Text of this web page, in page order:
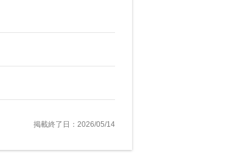
掲載終了日：2026/05/14